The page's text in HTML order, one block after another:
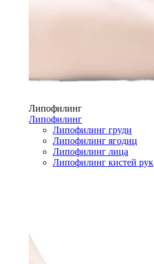
Липофилинг
Липофилинг
Липофилинг груди
Липофилинг ягодиц
Липофилинг лица
Липофилинг кистей рук